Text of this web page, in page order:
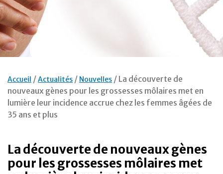
Accueil Actualités Nouvelles
La découverte de
nouveaux gènes pour les grossesses môlaires met en
lumière leur incidence accrue chez les femmes âgées de
35 ans et plus
La découverte de nouveaux gènes
pour les grossesses môlaires met